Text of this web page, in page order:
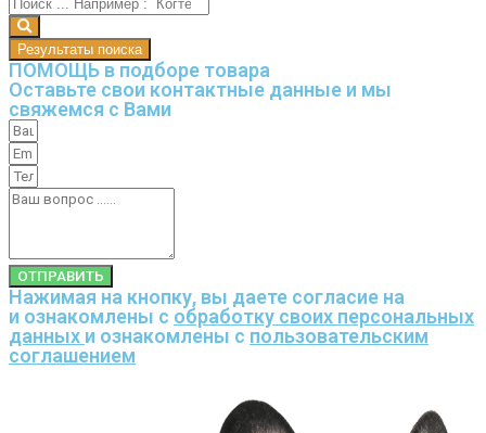
Результаты поиска
ПОМОЩЬ в подборе товара
Оставьте свои контактные данные и мы
свяжемся с Вами
ОТПРАВИТЬ
Нажимая на кнопку, вы даете согласие на
и ознакомлены с обработку своих персональных
данных и ознакомлены с пользовательским
соглашением